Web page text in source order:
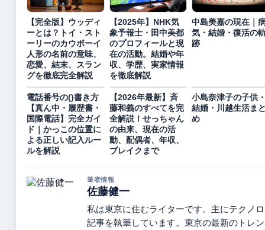
【完全版】ウッディ
ーとは？トイ・スト
ーリーのカウボーイ
人形の名前の意味、
恋愛、結末、スラン
グを徹底完全解説
【2025年】NHK気
象予報士・田中美都
のプロフィールと現
在の活動。結婚や年
収、学歴、実家情報
を徹底解説
中島美嘉の現在｜
気・結婚・復活の
跡
電話番号の()書き方
【真ん中・履歴書・
国際電話】完全ガイ
ド｜かっこの位置に
よる正しい記入ルー
ルを解説
【2026年最新】斉
藤和義のすべてを完
全解説！せっちゃん
の由来、現在の活
動、配偶者、年収、
ブレイクまで
小島奈津子の子供
結婚・川越生活ま
め
筆者情報
佐藤健一
私は東京に住むライターです。主にテクノ
記事を執筆しています。東京の最新のトレ